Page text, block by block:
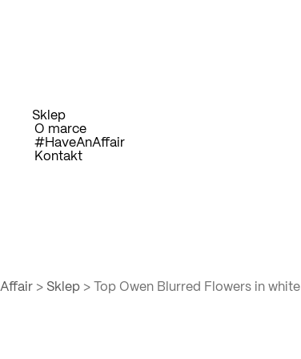
Sklep
O marce
#HaveAnAffair
Kontakt
Affair > Sklep > Top Owen Blurred Flowers in white